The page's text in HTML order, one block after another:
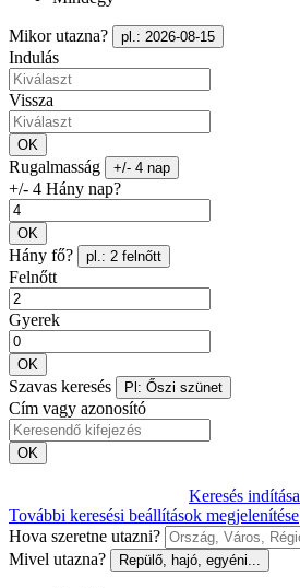
Mikor utazna? pl.: 2026-08-15
Indulás
Vissza
OK
Rugalmasság +/- 4 nap
+/- 4 Hány nap?
OK
Hány fő? pl.: 2 felnőtt
Felnőtt
Gyerek
OK
Szavas keresés Pl: Őszi szünet
Cím vagy azonosító
OK
Keresés indítása
További keresési beállítások megjelenítése
Hova szeretne utazni?
Mivel utazna?
Repülő, hajó, egyéni...